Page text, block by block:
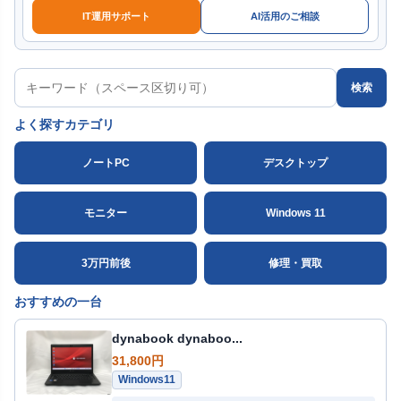
IT運用サポート AI活用のご相談
検索
よく探すカテゴリ
ノートPC デスクトップ
モニター Windows 11
3万円前後 修理・買取
おすすめの一台
dynabook dynaboo...
31,800円
Windows11